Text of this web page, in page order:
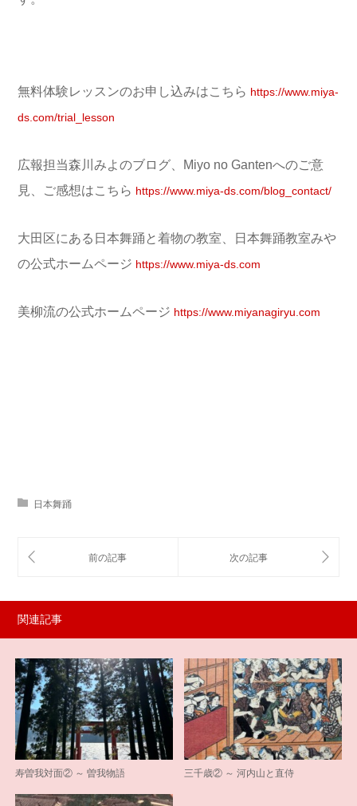
無料体験レッスンのお申し込みはこちら https://www.miya-
ds.com/trial_lesson
広報担当森川みよのブログ、Miyo no Gantenへのご意
見、ご感想はこちら https://www.miya-ds.com/blog_contact/
大田区にある日本舞踊と着物の教室、日本舞踊教室みや
の公式ホームページ https://www.miya-ds.com
美柳流の公式ホームページ https://www.miyanagiryu.com
日本舞踊
関連記事
寿曽我対面② ～ 曽我物語 三千歳② ～ 河内山と直侍